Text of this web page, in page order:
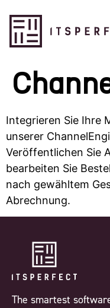
Integrieren Sie Ihre
unserer
Veröffentlichen Sie
bearbeiten Sie
nach gewähltem
Abrechnung.
The smartest